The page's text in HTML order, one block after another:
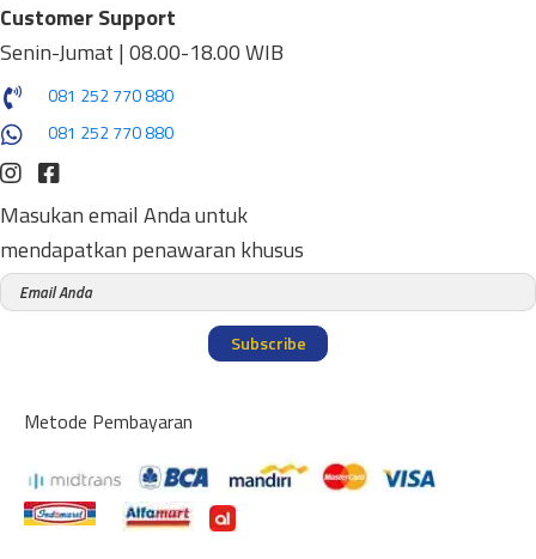
Customer Support
Senin-Jumat | 08.00-18.00 WIB
081 252 770 880
081 252 770 880
Masukan email Anda untuk
mendapatkan penawaran khusus
Subscribe